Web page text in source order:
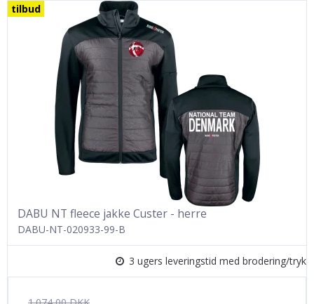
tilbud
DABU NT fleece jakke Custer - herre
DABU-NT-020933-99-B
3 ugers leveringstid med brodering/tryk